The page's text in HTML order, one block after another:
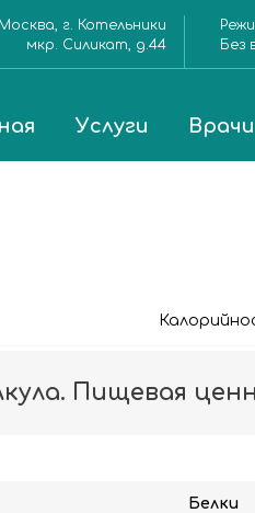
г. Котельники
мкр. Силикат, д.44
Без
Услуги Врачи
Пищевая
Белки